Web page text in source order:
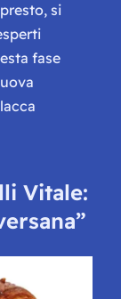
si
fase
Vitale: